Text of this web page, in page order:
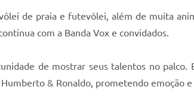
de praia e futevôlei, além de muita
com a Banda Vox e convidados.
de mostrar seus talentos no palco.
& Ronaldo, prometendo emoção e